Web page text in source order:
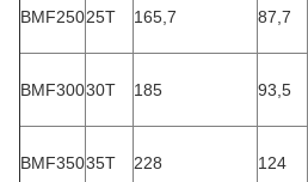
BMF30 3T 21,5 13
BMF50 5T 35,0 17.8
BMF80 8T 53,8 29.2